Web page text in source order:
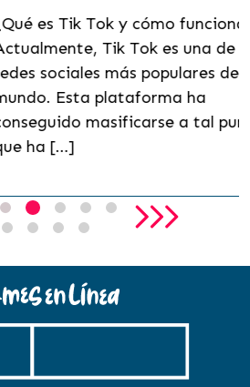
y cómo funciona?
Tik Tok es una de las
más populares del
plataforma ha
a tal punto